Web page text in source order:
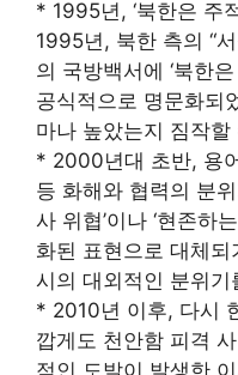
* 1995년, ‘북한은 주
1995년, 북한 측의 “
의 국방백서에 ‘북한
공식적으로 명문화되
마나 높았는지 짐작
* 2000년대 초반, 용
등 화해와 협력의 분
사 위협’이나 ‘현존하
화된 표현으로 대체
시의 대외적인 분위
* 2010년 이후, 다시
깝게도 천안함 피격
적인 도발이 발생한